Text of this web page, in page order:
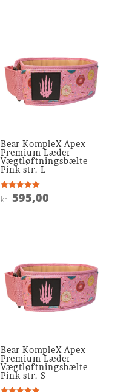
Bear KompleX Apex
Premium Læder
Vægtløftningsbælte
Pink str. L
Vurderet
5
kr. 595,00
Bear KompleX Apex
Premium Læder
Vægtløftningsbælte
Pink str. S